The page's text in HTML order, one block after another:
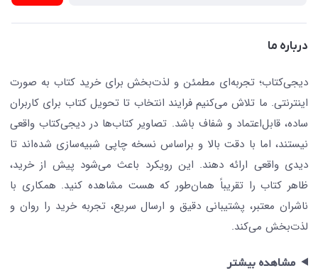
کافه دیجی کتاب
جستجو در سایت
کتابیاب
درباره ما
دیجی‌کتاب؛ تجربه‌ای مطمئن و لذت‌بخش برای خرید کتاب به صورت
اینترنتی. ما تلاش می‌کنیم فرایند انتخاب تا تحویل کتاب برای کاربران
ساده، قابل‌اعتماد و شفاف باشد. تصاویر کتاب‌ها در دیجی‌کتاب واقعی
نیستند، اما با دقت بالا و براساس نسخه چاپی شبیه‌سازی شده‌اند تا
دیدی واقعی ارائه دهند. این رویکرد باعث می‌شود پیش از خرید،
ظاهر کتاب را تقریباً همان‌طور که هست مشاهده کنید. همکاری با
ناشران معتبر، پشتیبانی دقیق و ارسال سریع، تجربه خرید را روان و
لذت‌بخش می‌کند.
مشاهده بیشتر